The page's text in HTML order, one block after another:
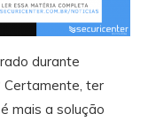
durante
Certamente, ter
mais a solução